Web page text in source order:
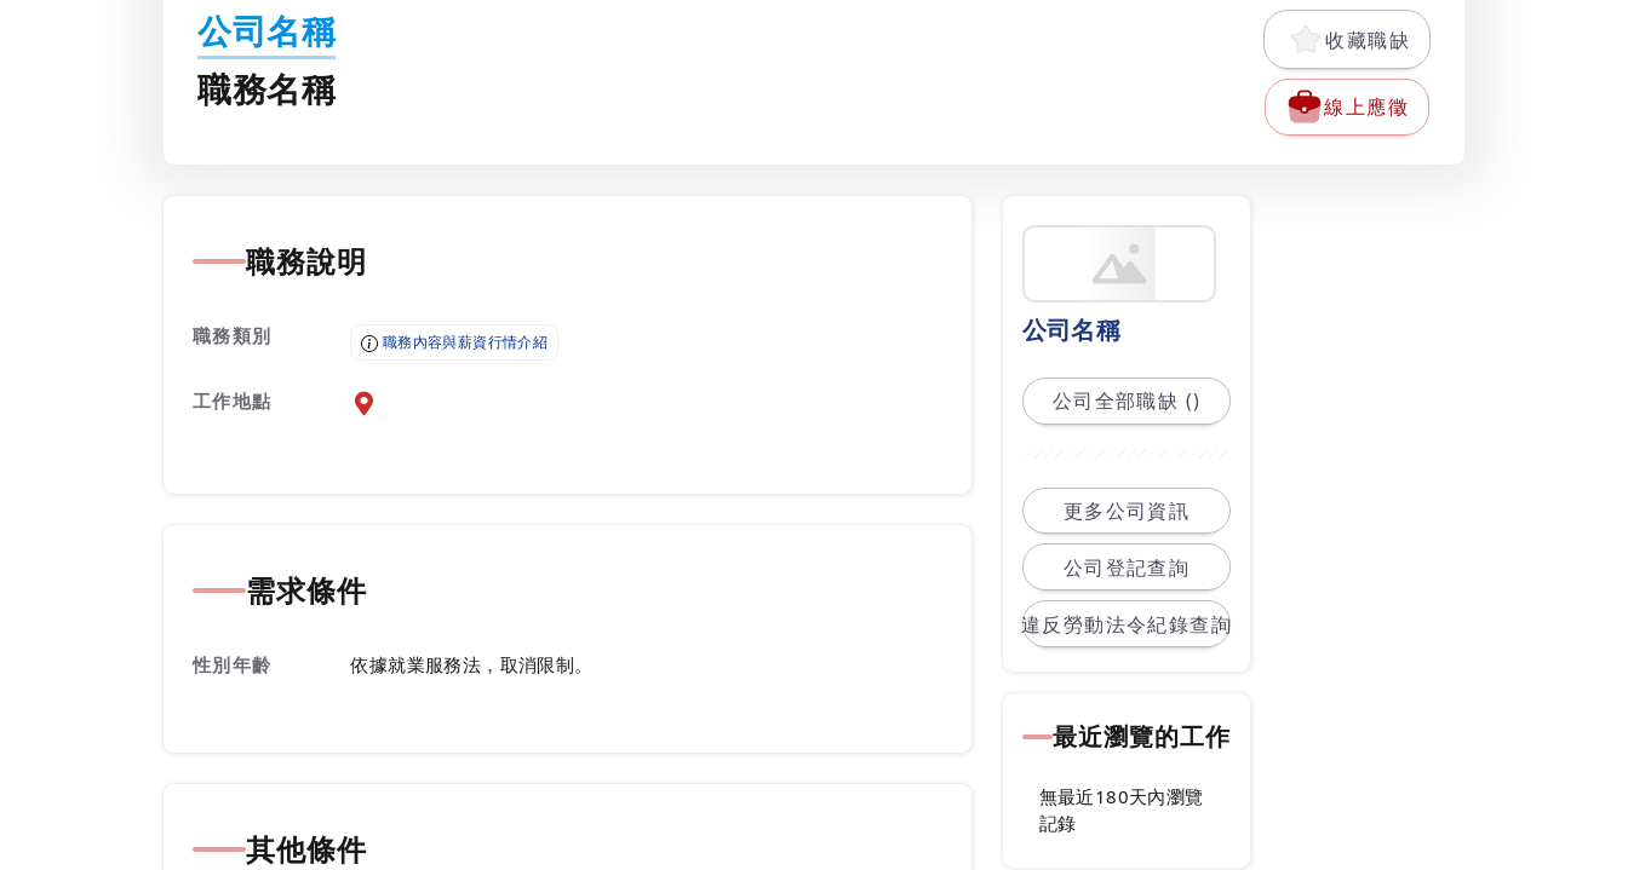
公司名稱
職務名稱
收藏職缺
線上應徵
職務說明
職務類別 職務內容與薪資行情介紹
工作地點 前往查看地圖
需求條件
性別年齡 依據就業服務法，取消限制。
其他條件
公司名稱
公司全部職缺 ()
更多公司資訊
公司登記查詢
違反勞動法令紀錄查詢
最近瀏覽的工作
無最近180天內瀏覽
記錄